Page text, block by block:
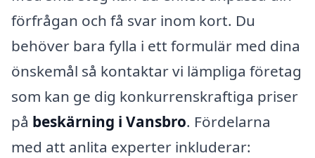
förfrågan och få svar inom kort. Du
behöver bara fylla i ett formulär med dina
önskemål så kontaktar vi lämpliga företag
som kan ge dig konkurrenskraftiga priser
på beskärning i Vansbro. Fördelarna
med att anlita experter inkluderar: